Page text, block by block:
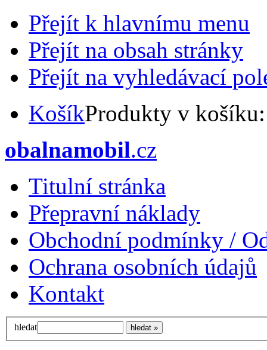
Přejít k hlavnímu menu
Přejít na obsah stránky
Přejít na vyhledávací
KošíkProdukty v
obalnamobil.cz
Titulní stránka
Přepravní náklady
Obchodní podmínky /
Ochrana osobních údajů
Kontakt
hledat